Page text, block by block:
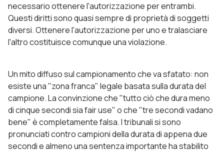
necessario ottenere l'autorizzazione per entrambi.
Questi diritti sono quasi sempre di proprietà di soggetti
diversi. Ottenere l'autorizzazione per uno e tralasciare
l'altro costituisce comunque una violazione.
Un mito diffuso sul campionamento che va sfatato: non
esiste una "zona franca" legale basata sulla durata del
campione. La convinzione che "tutto ciò che dura meno
di cinque secondi sia fair use" o che "tre secondi vadano
bene" è completamente falsa. I tribunali si sono
pronunciati contro campioni della durata di appena due
secondi e almeno una sentenza importante ha stabilito